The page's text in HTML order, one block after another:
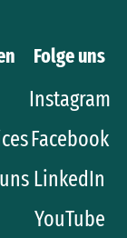
Folge uns
Instagram
Facebook
LinkedIn
YouTube